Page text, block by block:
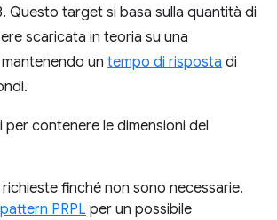
Questo target si basa sulla quantità di
scaricata in teoria su una
un tempo di risposta di
per contenere le dimensioni del
richieste finché non sono necessarie.
pattern PRPL per un possibile